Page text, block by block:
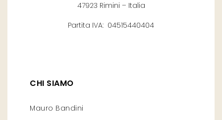
47923 Rimini – Italia
Partita IVA: 04515440404
CHI SIAMO
Mauro Bandini